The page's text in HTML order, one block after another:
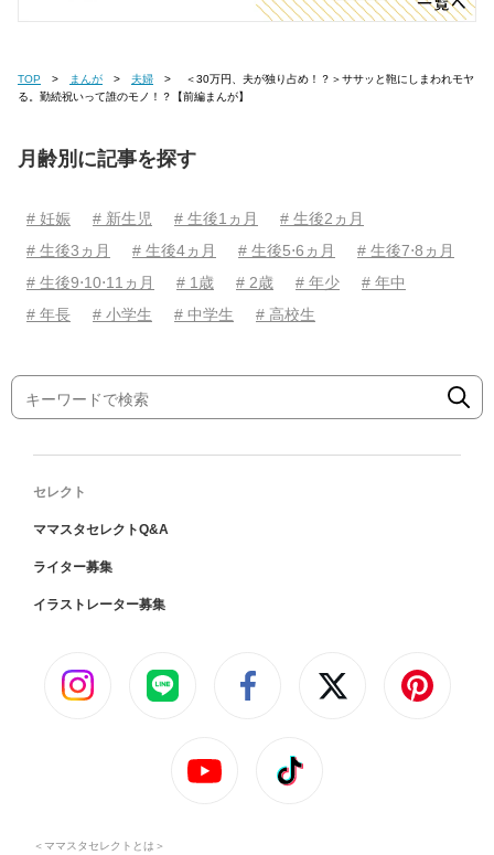
TOP まんが 夫婦
る。勤続祝いって誰のモノ！？【前編まんが】
月齢別に記事を探す
# 妊娠 # 新生児 # 生後1ヵ月
# 生後2ヵ月
# 生後3ヵ月
# 生後4ヵ月 # 生後5⋅6ヵ月
# 生後7⋅8ヵ月
# 生後9⋅10⋅11ヵ月
# 1歳 # 2歳 # 年少
# 年中
# 年長
# 小学生 # 中学生 # 高校生
セレクト
ママスタセレクトQ&A
ライター募集
イラストレーター募集
＜ママスタセレクトとは＞